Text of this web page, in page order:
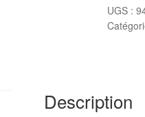
droite
UGS :
Description